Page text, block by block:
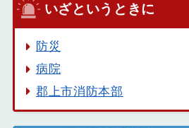
いざというときに
防災
病院
郡上市消防本部